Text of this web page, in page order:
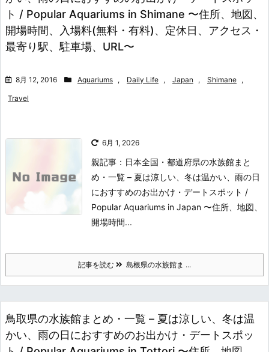
ト / Popular Aquariums in Shimane 〜住所、地図、
開場時間、入場料(無料・有料)、定休日、アクセス・
最寄り駅、駐車場、URL〜
8月 12, 2016 Aquariums , Daily Life , Japan , Shimane ,
Travel
6月 1, 2026
親記事：日本全国・都道府県の水族館まと
め・一覧 – 夏は涼しい、冬は温かい、雨の日
におすすめのお出かけ・デートスポット /
Popular Aquariums in Japan 〜住所、地図、
開場時間...
記事を読む 島根県の水族館ま ...
鳥取県の水族館まとめ・一覧 – 夏は涼しい、冬は温
かい、雨の日におすすめのお出かけ・デートスポッ